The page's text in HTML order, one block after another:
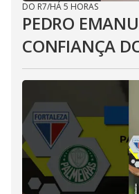
DO R7/HÁ 5 HORAS
PEDRO
CONFIANÇA